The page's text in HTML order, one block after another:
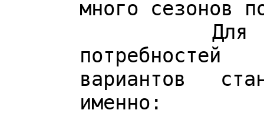
много сезонов
Для
вариантов
именно: